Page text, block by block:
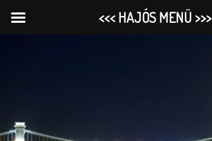
<<< HAJÓS MENÜ >>>